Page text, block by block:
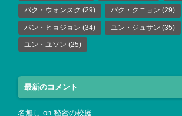
パク・ウォンスク (29) パク・クニョン (29)
パン・ヒョジョン (34) ユン・ジュサン (35)
ユン・ユソン (25)
最新のコメント
名無し on 秘密の校庭